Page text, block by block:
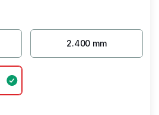
2.400 mm